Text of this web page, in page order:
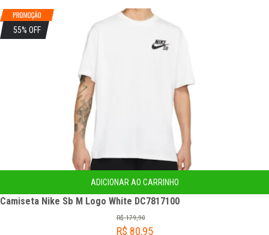
55% OFF
ADICIONAR AO CARRINHO
Camiseta Nike Sb M Logo White DC7817100
R$ 179,90
R$ 80,95